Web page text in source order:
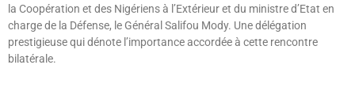
la Coopération et des Nigériens à l’Extérieur et du ministre d’Etat en
charge de la Défense, le Général Salifou Mody. Une délégation
prestigieuse qui dénote l’importance accordée à cette rencontre
bilatérale.